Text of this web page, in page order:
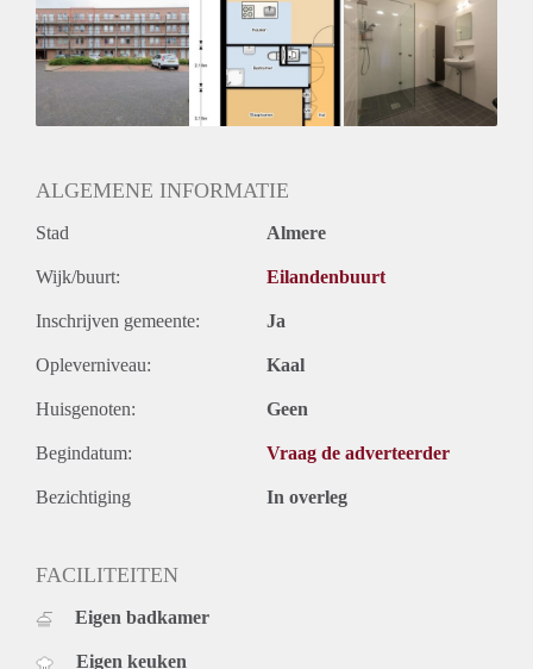
Niet mogelijk
Inkomen eis
2,8 X Maandhuur Bruto
Onbepaalde termijn
ALGEMENE INFORMATIE
Stad Almere
Wijk/buurt: Eilandenbuurt
Inschrijven gemeente: Ja
Opleverniveau: Kaal
Huisgenoten: Geen
Begindatum: Vraag de adverteerder
Bezichtiging In overleg
FACILITEITEN
Eigen badkamer
Eigen keuken